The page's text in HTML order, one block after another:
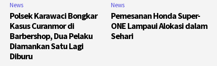
News
Polsek Karawaci Bongkar
Kasus Curanmor di
Barbershop, Dua Pelaku
Diamankan Satu Lagi
Diburu
News
Pemesanan Honda Super-
ONE Lampaui Alokasi dalam
Sehari